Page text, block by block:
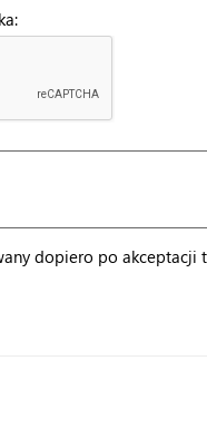
dopiero po akceptacji